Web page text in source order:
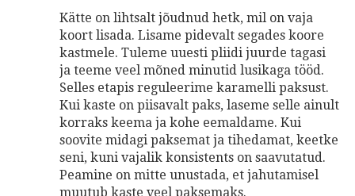
Kätte on lihtsalt jõudnud hetk, mil on vaja
koort lisada. Lisame pidevalt segades koore
kastmele. Tuleme uuesti pliidi juurde tagasi
ja teeme veel mõned minutid lusikaga tööd.
Selles etapis reguleerime karamelli paksust.
Kui kaste on piisavalt paks, laseme selle ainult
korraks keema ja kohe eemaldame. Kui
soovite midagi paksemat ja tihedamat, keetke
seni, kuni vajalik konsistents on saavutatud.
Peamine on mitte unustada, et jahutamisel
muutub kaste veel paksemaks.